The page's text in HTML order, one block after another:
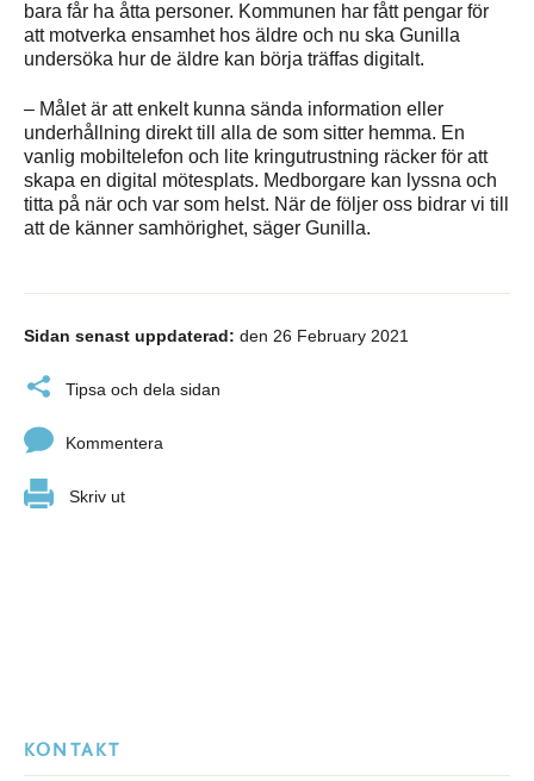
bara får ha åtta personer. Kommunen har fått pengar för
att motverka ensamhet hos äldre och nu ska Gunilla
undersöka hur de äldre kan börja träffas digitalt.
– Målet är att enkelt kunna sända information eller
underhållning direkt till alla de som sitter hemma. En
vanlig mobiltelefon och lite kringutrustning räcker för att
skapa en digital mötesplats. Medborgare kan lyssna och
titta på när och var som helst. När de följer oss bidrar vi till
att de känner samhörighet, säger Gunilla.
Sidan senast uppdaterad: den 26 February 2021
Tipsa och dela sidan
Kommentera
Skriv ut
KONTAKT